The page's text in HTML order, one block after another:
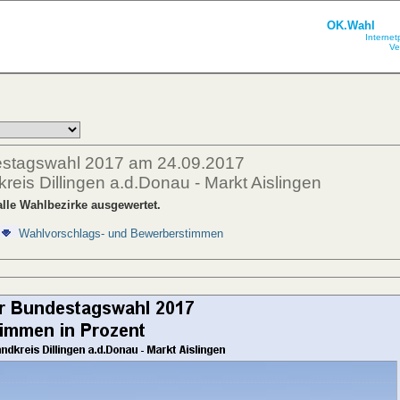
OK.Wahl
2017 am 24.09.2017
Dillingen a.d.Donau - Markt Aislingen
Wahlbezirke ausgewertet.
Wahlvorschlags- und Bewerberstimmen